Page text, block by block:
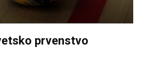
prvenstvo